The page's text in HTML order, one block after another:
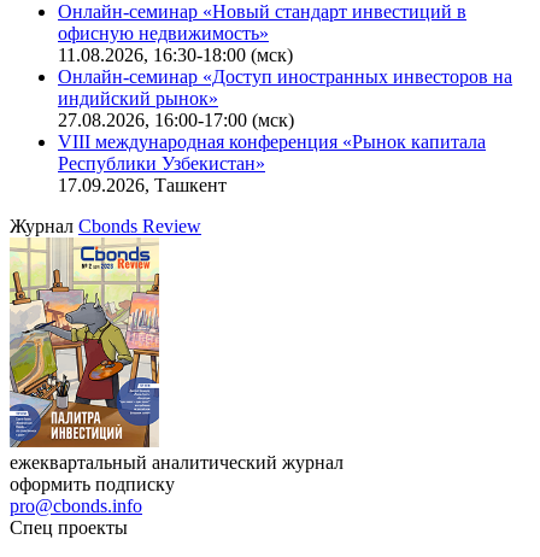
Онлайн-семинар «Новый стандарт инвестиций в
офисную недвижимость»
11.08.2026, 16:30-18:00 (мск)
Онлайн-семинар «Доступ иностранных инвесторов на
индийский рынок»
27.08.2026, 16:00-17:00 (мск)
VIII международная конференция «Рынок капитала
Республики Узбекистан»
17.09.2026, Ташкент
Журнал Cbonds Review
ежеквартальный аналитический журнал
оформить подписку
pro@cbonds.info
Спец проекты